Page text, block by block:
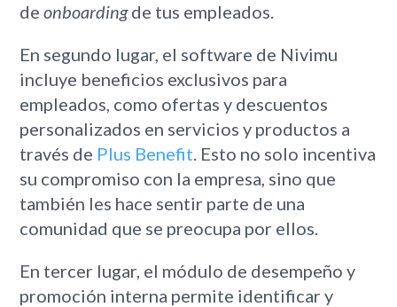
deonboardingde tus empleados.
En segundo lugar, el software de Nivimu
incluye beneficios exclusivos para
empleados, como ofertas y descuentos
personalizados en servicios y productos a
través de Plus Benefit. Esto no solo incentiva
su compromiso con la empresa, sino que
también les hace sentir parte de una
comunidad que se preocupa por ellos.
En tercer lugar, el módulo de desempeño y
promoción interna permite identificar y